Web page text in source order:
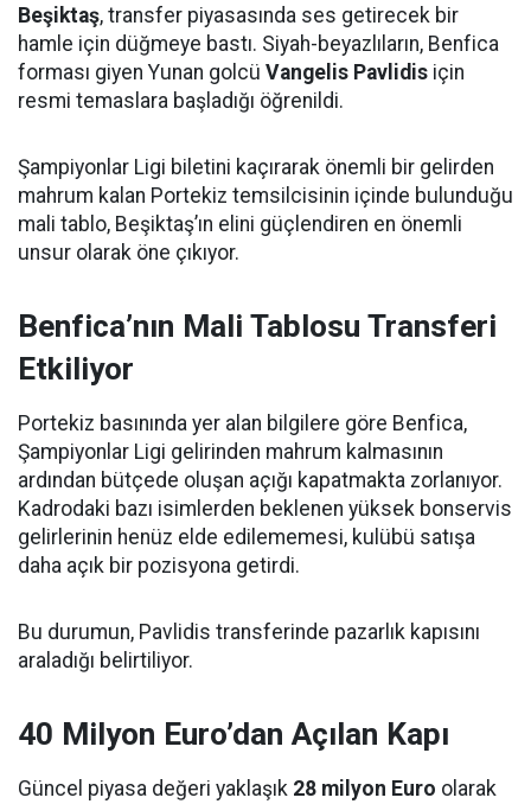
Beşiktaş, transfer piyasasında ses getirecek bir
hamle için düğmeye bastı. Siyah-beyazlıların, Benfica
forması giyen Yunan golcü Vangelis Pavlidis için
resmi temaslara başladığı öğrenildi.
Şampiyonlar Ligi biletini kaçırarak önemli bir gelirden
mahrum kalan Portekiz temsilcisinin içinde bulunduğu
mali tablo, Beşiktaş’ın elini güçlendiren en önemli
unsur olarak öne çıkıyor.
Benfica’nın Mali Tablosu Transferi
Etkiliyor
Portekiz basınında yer alan bilgilere göre Benfica,
Şampiyonlar Ligi gelirinden mahrum kalmasının
ardından bütçede oluşan açığı kapatmakta zorlanıyor.
Kadrodaki bazı isimlerden beklenen yüksek bonservis
gelirlerinin henüz elde edilememesi, kulübü satışa
daha açık bir pozisyona getirdi.
Bu durumun, Pavlidis transferinde pazarlık kapısını
araladığı belirtiliyor.
40 Milyon Euro’dan Açılan Kapı
Güncel piyasa değeri yaklaşık 28 milyon Euro olarak